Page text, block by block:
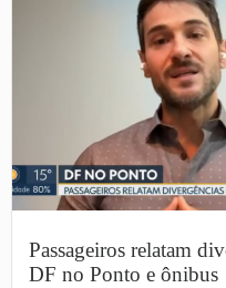
Passageiros relatam
DF no Ponto e ônibus